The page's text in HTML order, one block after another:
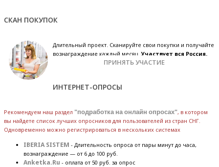
СКАН ПОКУПОК
Длительный проект. Сканируйте свои покупки и получайте
вознаграждение каждый месяц.Участвует вся Россия.
ПРИНЯТЬ УЧАСТИЕ
ИНТЕРНЕТ-ОПРОСЫ
Рекомендуем наш раздел "подработка на онлайн опросах", в котором
вы найдете список лучших опросников для пользователей из стран СНГ.
Одновременно можно регистрироваться в нескольких системах
IBERIA SISTEM - Длительность опроса от пары минут до часа,
вознаграждение — от 6 до 100 руб.
Anketka.Ru - оплата от 50 руб. за опрос